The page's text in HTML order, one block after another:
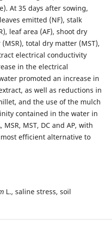
At 35 days after sowing,
emitted (NF), stalk
leaf area (AF), shoot dry
total dry matter (MST),
electrical conductivity
in the electrical
promoted an increase in
as well as reductions in
and the use of the mulch
contained in the water in
MST, DC and AP, with
efficient alternative to
L., saline stress, soil